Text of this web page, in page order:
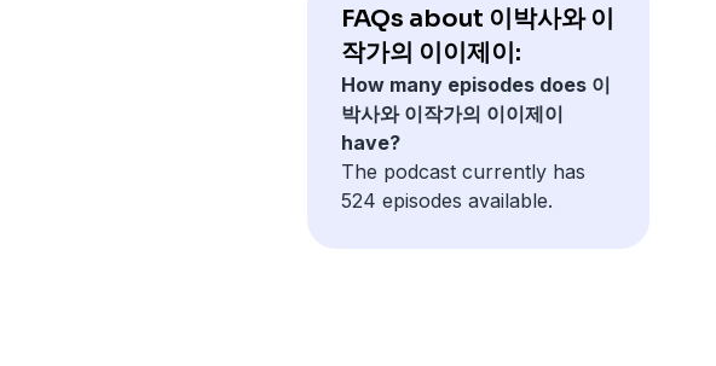
FAQs about 이박사와 이
작가의 이이제이:
How many episodes does 이
박사와 이작가의 이이제이
have?
The podcast currently has
524 episodes available.